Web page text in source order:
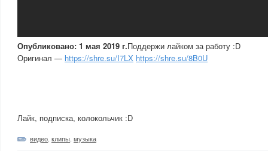
Опубликовано: 1 мая 2019 г.Поддержи лайком за работу :D
Оригинал — https://shre.su/I7LX https://shre.su/8B0U
Лайк, подписка, колокольчик :D
видео клипы музыка